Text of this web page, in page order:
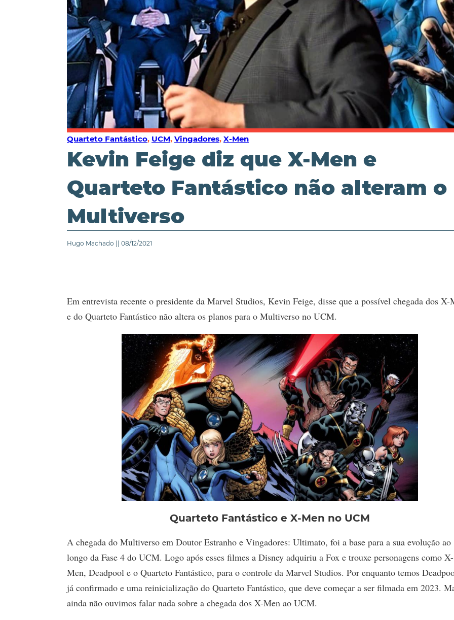
Quarteto Fantástico, UCM, Vingadores, X-Men
Kevin Feige diz que X-Men e
Quarteto Fantástico não alteram o
Multiverso
Hugo Machado || 08/12/2021
Em entrevista recente o presidente da Marvel Studios, Kevin Feige, disse que a possível chegada dos X-
e do Quarteto Fantástico não altera os planos para o Multiverso no UCM.
Quarteto Fantástico e X-Men no UCM
A chegada do Multiverso em Doutor Estranho e Vingadores: Ultimato, foi a base para a sua evolução ao
longo da Fase 4 do UCM. Logo após esses filmes a Disney adquiriu a Fox e trouxe personagens como X-
Men, Deadpool e o Quarteto Fantástico, para o controle da Marvel Studios. Por enquanto temos
já confirmado e uma reinicialização do Quarteto Fantástico, que deve começar a ser filmada em 2023.
ainda não ouvimos falar nada sobre a chegada dos X-Men ao UCM.